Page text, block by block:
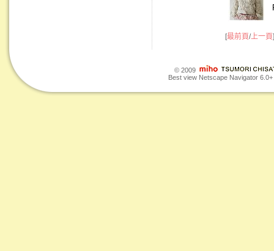
[最前頁/上一頁
© 2009
Best view Netscape Navigator